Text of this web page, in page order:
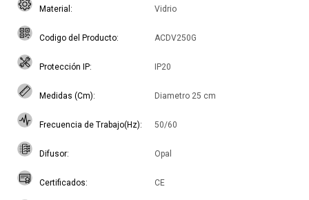
Material Vidrio
Codigo del Producto ACDV250G
Protección IP IP20
Medidas (Cm) Diametro 25 cm
Frecuencia de Trabajo(Hz) 50/60
Difusor Opal
Certificados CE